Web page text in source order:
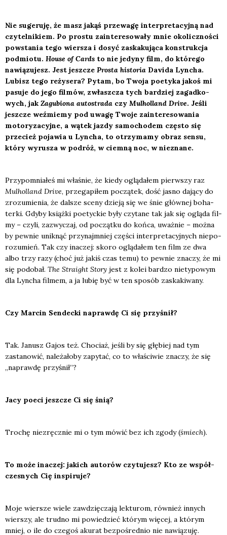
Nie suge­ru­ję, że masz jakąś prze­wa­gę inter­pre­ta­cyj­ną nad
czy­tel­ni­kiem. Po pro­stu zain­te­re­so­wa­ły mnie oko­licz­no­ści
powsta­nia tego wier­sza i dosyć zaska­ku­ją­ca kon­struk­cja
pod­mio­tu. House of Cards to nie jedy­ny film, do któ­re­go
nawią­zu­jesz. Jest jesz­cze Pro­sta histo­ria Davi­da Lyn­cha.
Lubisz tego reży­se­ra? Pytam, bo Two­ja poety­ka jakoś mi
pasu­je do jego fil­mów, zwłasz­cza tych bar­dziej zagad­ko­
wych, jak Zagu­bio­na auto­stra­da czy Mul­hol­land Dri­ve. Jeśli
jesz­cze weź­mie­my pod uwa­gę Two­je zain­te­re­so­wa­nia
moto­ry­za­cyj­ne, a wątek jaz­dy samo­cho­dem czę­sto się
prze­cież poja­wia u Lyn­cha, to otrzy­ma­my obraz sen­su,
któ­ry wyru­sza w podróż, w ciem­ną noc, w nie­zna­ne.
Przy­po­mnia­łeś mi wła­śnie, że kie­dy oglą­da­łem pierw­szy raz
Mul­hol­land Dri­ve, prze­ga­pi­łem począ­tek, dość jasno dają­cy do
zro­zu­mie­nia, że dal­sze sce­ny dzie­ją się we śnie głów­nej boha­
ter­ki. Gdy­by książ­ki poetyc­kie były czy­ta­ne tak jak się oglą­da fil­
my – czy­li, zazwy­czaj, od począt­ku do koń­ca, uważ­nie – moż­na
by pew­nie unik­nąć przy­naj­mniej czę­ści inter­pre­ta­cyj­nych nie­po­
ro­zu­mień. Tak czy ina­czej: sko­ro oglą­da­łem ten film ze dwa
albo trzy razy (choć już jakiś czas temu) to pew­nie zna­czy, że mi
się podo­bał. The Stra­ight Sto­ry jest z kolei bar­dzo nie­ty­po­wym
dla Lyn­cha fil­mem, a ja lubię być w ten spo­sób zaska­ki­wa­ny.
Czy Mar­cin Sen­dec­ki napraw­dę Ci się przy­śnił?
Tak. Janusz Gajos też. Cho­ciaż, jeśli by się głę­biej nad tym
zasta­no­wić, nale­ża­ło­by zapy­tać, co to wła­ści­wie zna­czy, że się
„napraw­dę przy­śnił”?
Jacy poeci jesz­cze Ci się śnią?
Tro­chę nie­zręcz­nie mi o tym mówić bez ich zgo­dy (śmiech).
To może ina­czej: jakich auto­rów czy­tu­jesz? Kto ze współ­
cze­snych Cię inspi­ru­je?
Moje wier­sze wie­le zawdzię­cza­ją lek­tu­rom, rów­nież innych
wier­szy, ale trud­no mi powie­dzieć któ­rym wię­cej, a któ­rym
mniej, o ile do cze­goś aku­rat bez­po­śred­nio nie nawią­zu­ję.